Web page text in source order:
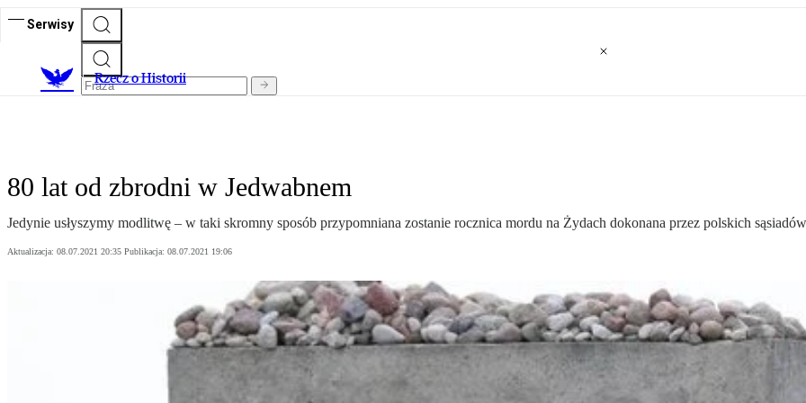
Serwisy
Rzecz o Historii
80 lat od zbrodni w Jedwabnem
Jedynie usłyszymy modlitwę – w taki skromny sposób przypomniana zostanie rocznica mordu na Żydach dokonana przez polskich
Aktualizacja: 08.07.2021 20:35 Publikacja: 08.07.2021 19:06